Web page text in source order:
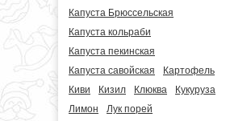
Капуста Брюссельская
Капуста кольраби
Капуста пекинская
Капуста савойская
Картофель
Киви
Кизил Клюква
Кукуруза
Лимон
Лук порей